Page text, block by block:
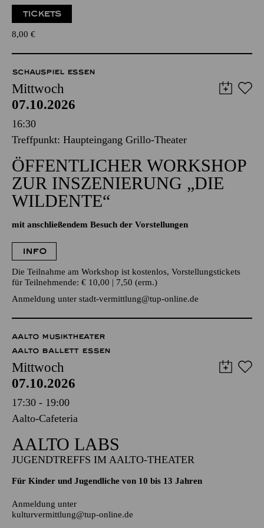
SCHAUSPIEL ESSEN
Mittwoch
07.10.2026
16:30
Treffpunkt: Haupteingang Grillo-Theater
ÖFFENTLICHER WORKSHOP
ZUR INSZENIERUNG „DIE
WILDENTE“
mit anschließendem Besuch der Vorstellungen
für Teilnehmende: € 10,00 | 7,50 (erm.)
AALTO MUSIKTHEATER
AALTO BALLETT ESSEN
Mittwoch
07.10.2026
17:30 - 19:00
Aalto-Cafeteria
AALTO LABS
Für Kinder und Jugendliche von 10 bis 13 Jahren
kulturvermittlung@tup-online.de
SCHAUSPIEL ESSEN